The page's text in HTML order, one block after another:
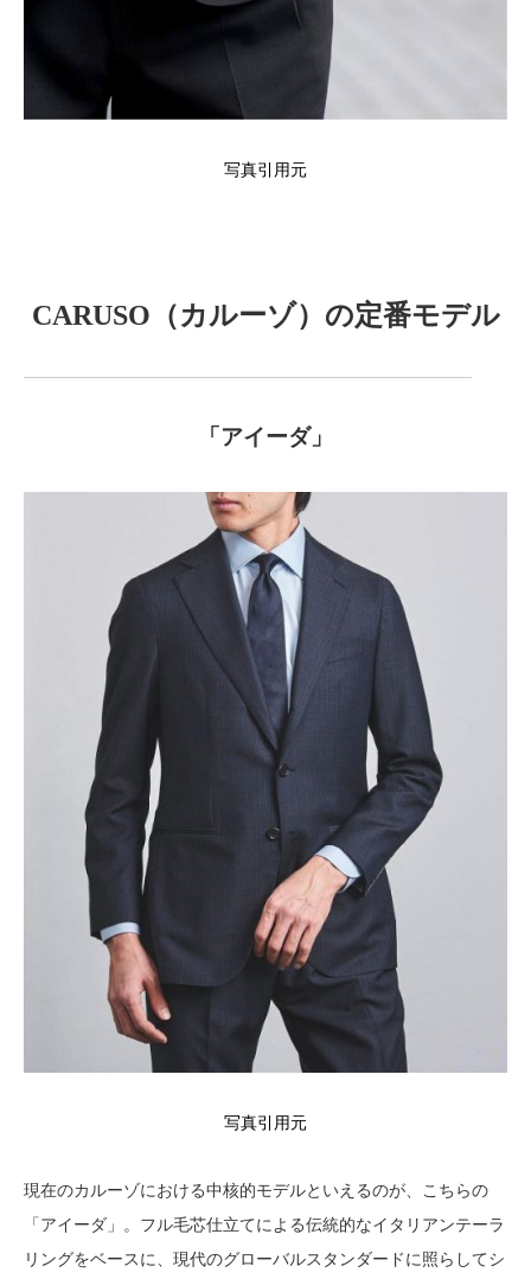
写真引用元
CARUSO（カルーゾ）の定番モデル
「アイーダ」
写真引用元
現在のカルーゾにおける中核的モデルといえるのが、こちらの
「アイーダ」。フル毛芯仕立てによる伝統的なイタリアンテーラ
リングをベースに、現代のグローバルスタンダードに照らしてシ